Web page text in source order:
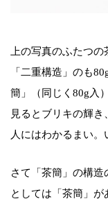
上の写真のふたつの
「二重構造」のも
簡」（同じく80g入
見るとブリキの輝
人にはわかるまい。
さて「茶簡」の構
としては「茶簡」が